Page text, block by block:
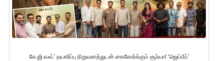
கே.ஜி.எஃப்’ தயாரிப்பு நிறுவனத்துடன் கைகோர்க்கும் சூர்யா! ‘ஜெய்பீம்’